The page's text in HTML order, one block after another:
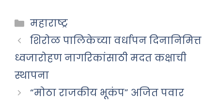
Categories
महाराष्ट्र
शिरोळ पालिकेच्या वर्धापन दिनानिमित्त
ध्वजारोहण नागरिकांसाठी मदत कक्षाची
स्थापना
“मोठा राजकीय भूकंप” अजित पवार